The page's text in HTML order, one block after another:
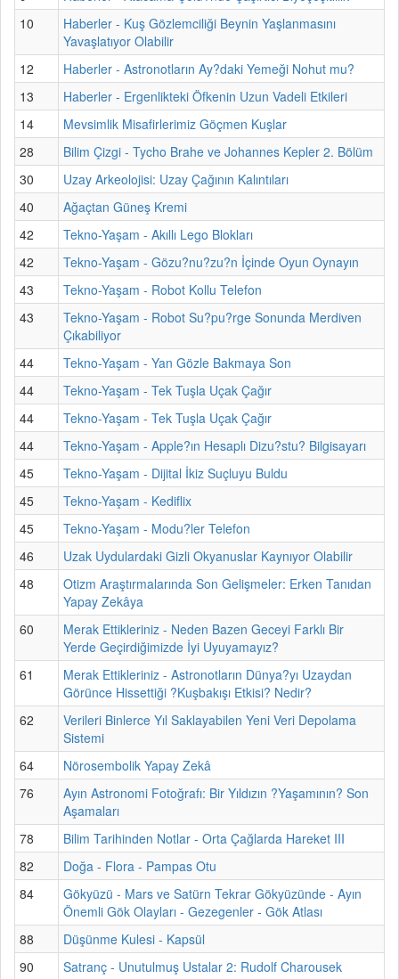
10
Haberler - Kuş Gözlemciliği Beynin Yaşlanmasını
Yavaşlatıyor Olabilir
12
Haberler - Astronotların Ay?daki Yemeği Nohut mu?
13
Haberler - Ergenlikteki Öfkenin Uzun Vadeli Etkileri
14
Mevsimlik Misafirlerimiz Göçmen Kuşlar
28
Bilim Çizgi - Tycho Brahe ve Johannes Kepler 2. Bölüm
30
Uzay Arkeolojisi: Uzay Çağının Kalıntıları
40
Ağaçtan Güneş Kremi
42
Tekno-Yaşam - Akıllı Lego Blokları
42
Tekno-Yaşam - Gözu?nu?zu?n İçinde Oyun Oynayın
43
Tekno-Yaşam - Robot Kollu Telefon
43
Tekno-Yaşam - Robot Su?pu?rge Sonunda Merdiven
Çıkabiliyor
44
Tekno-Yaşam - Yan Gözle Bakmaya Son
44
Tekno-Yaşam - Tek Tuşla Uçak Çağır
44
Tekno-Yaşam - Tek Tuşla Uçak Çağır
44
Tekno-Yaşam - Apple?ın Hesaplı Dizu?stu? Bilgisayarı
45
Tekno-Yaşam - Dijital İkiz Suçluyu Buldu
45
Tekno-Yaşam - Kediflix
45
Tekno-Yaşam - Modu?ler Telefon
46
Uzak Uydulardaki Gizli Okyanuslar Kaynıyor Olabilir
48
Otizm Araştırmalarında Son Gelişmeler: Erken Tanıdan
Yapay Zekâya
60
Merak Ettikleriniz - Neden Bazen Geceyi Farklı Bir
Yerde Geçirdiğimizde İyi Uyuyamayız?
61
Merak Ettikleriniz - Astronotların Dünya?yı Uzaydan
Görünce Hissettiği ?Kuşbakışı Etkisi? Nedir?
62
Verileri Binlerce Yıl Saklayabilen Yeni Veri Depolama
Sistemi
64
Nörosembolik Yapay Zekâ
76
Ayın Astronomi Fotoğrafı: Bir Yıldızın ?Yaşamının? Son
Aşamaları
78
Bilim Tarihinden Notlar - Orta Çağlarda Hareket III
82
Doğa - Flora - Pampas Otu
84
Gökyüzü - Mars ve Satürn Tekrar Gökyüzünde - Ayın
Önemli Gök Olayları - Gezegenler - Gök Atlası
88
Düşünme Kulesi - Kapsül
90
Satranç - Unutulmuş Ustalar 2: Rudolf Charousek